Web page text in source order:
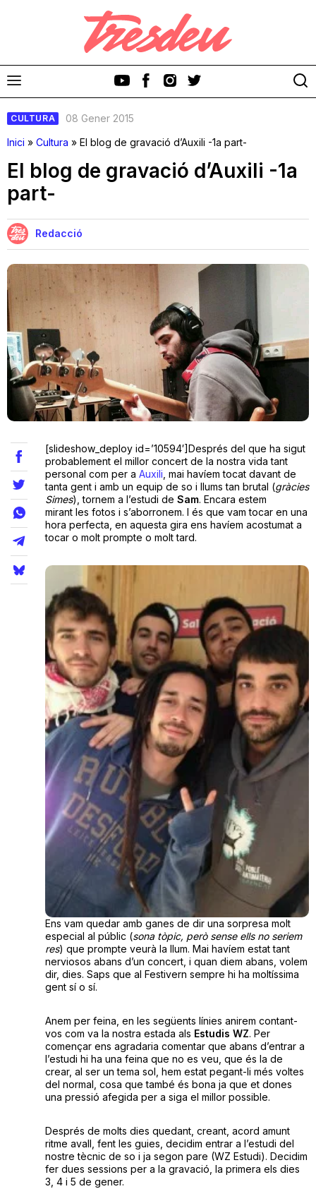
Cinema i Televisió
Festivals
Teatre
Internet
Opinió
Llibres
La Llista
CULTURA
08 Gener 2015
Inici » Cultura » El blog de gravació d’Auxili -1a part-
El blog de gravació d’Auxili -1a
part-
Redacció
[slideshow_deploy id=’10594′]Després del que ha sigut
probablement el millor concert de la nostra vida tant
personal com per a Auxili , mai havíem tocat davant de
tanta gent i amb un equip de so i llums tan brutal (gràcies
Simes), tornem a l’estudi de Sam. Encara estem
mirant les fotos i s’aborronem. I és que vam tocar en una
hora perfecta, en aquesta gira ens havíem acostumat a
tocar o molt prompte o molt tard.
Ens vam quedar amb ganes de dir una sorpresa molt
especial al públic (sona tòpic, però sense ells no seriem
res) que prompte veurà la llum. Mai havíem estat tant
nerviosos abans d’un concert, i quan diem abans, volem
dir, dies. Saps que al Festivern sempre hi ha moltíssima
gent sí o sí.
Anem per feina, en les següents línies anirem contant-
vos com va la nostra estada als Estudis WZ. Per
començar ens agradaria comentar que abans d’entrar a
l’estudi hi ha una feina que no es veu, que és la de
crear, al ser un tema sol, hem estat pegant-li més voltes
del normal, cosa que també és bona ja que et dones
una pressió afegida per a siga el millor possible.
Després de molts dies quedant, creant, acord amunt
ritme avall, fent les guies, decidim entrar a l’estudi del
nostre tècnic de so i ja segon pare (WZ Estudi). Decidim
fer dues sessions per a la gravació, la primera els dies
3, 4 i 5 de gener.